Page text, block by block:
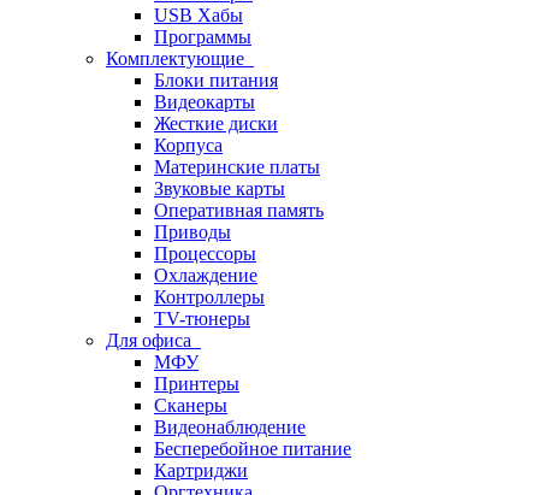
USB Хабы
Программы
Комплектующие
Блоки питания
Видеокарты
Жесткие диски
Корпуса
Материнские платы
Звуковые карты
Оперативная память
Приводы
Процессоры
Охлаждение
Контроллеры
TV-тюнеры
Для офиса
МФУ
Принтеры
Сканеры
Видеонаблюдение
Бесперебойное питание
Картриджи